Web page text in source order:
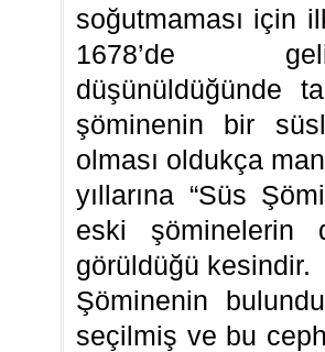
soğutmaması için
1678’de
düşünüldüğünde
şöminenin bir
olması oldukça
yıllarına “Süs
eski şöminelerin
görüldüğü kesindir.
Şöminenin
seçilmiş ve bu